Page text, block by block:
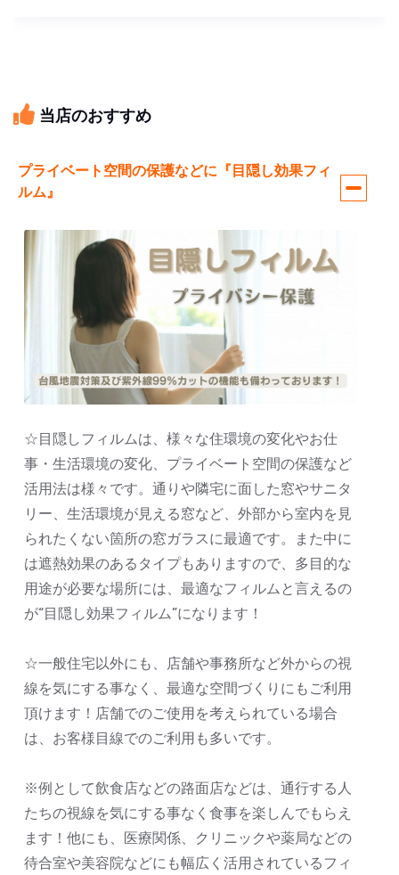
当店のおすすめ
プライベート空間の保護などに『目隠し効果フィ
ルム』
☆目隠しフィルムは、様々な住環境の変化やお仕
事・生活環境の変化、プライベート空間の保護など
活用法は様々です。通りや隣宅に面した窓やサニタ
リー、生活環境が見える窓など、外部から室内を見
られたくない箇所の窓ガラスに最適です。また中に
は遮熱効果のあるタイプもありますので、多目的な
用途が必要な場所には、最適なフィルムと言えるの
が“目隠し効果フィルム”になります！
☆一般住宅以外にも、店舗や事務所など外からの視
線を気にする事なく、最適な空間づくりにもご利用
頂けます！店舗でのご使用を考えられている場合
は、お客様目線でのご利用も多いです。
※例として飲食店などの路面店などは、通行する人
たちの視線を気にする事なく食事を楽しんでもらえ
ます！他にも、医療関係、クリニックや薬局などの
待合室や美容院などにも幅広く活用されているフィ